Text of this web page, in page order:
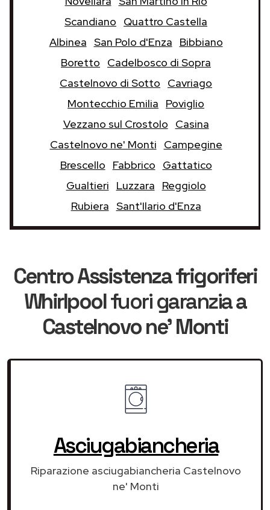
Scandiano
Quattro Castella
Albinea San Polo d'Enza
Bibbiano
Boretto
Cadelbosco di Sopra
Castelnovo di Sotto
Cavriago
Montecchio Emilia
Poviglio
Vezzano sul Crostolo
Casina
Castelnovo ne' Monti
Campegine
Brescello
Fabbrico
Gattatico
Gualtieri
Luzzara
Reggiolo
Rubiera Sant'Ilario d'Enza
Centro Assistenza frigoriferi
Whirlpoolfuori garanziaa
Castelnovo ne' Monti
Asciugabiancheria
Riparazione asciugabiancheria Castelnovo
ne' Monti